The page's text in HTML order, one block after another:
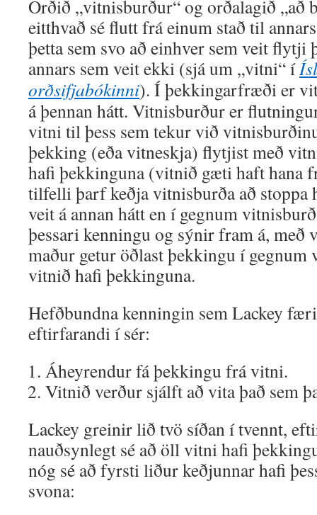
Orðið „vitnisburður“ og orðalagið „að
eitthvað sé flutt frá einum stað til
þetta sem svo að einhver sem veit flytji
annars sem veit ekki (sjá um „vitni“ í
orðsifjabókinni). Í þekkingarfræði er
á þennan hátt. Vitnisburður er
vitni til þess sem tekur við
þekking (eða vitneskja) flytjist með
hafi þekkinguna (vitnið gæti haft hana
tilfelli þarf keðja vitnisburða að stoppa
veit á annan hátt en í gegnum
þessari kenningu og sýnir fram á, með
maður getur öðlast þekkingu í gegnum
vitnið hafi þekkinguna.
Hefðbundna kenningin sem Lackey
eftirfarandi í sér:
Áheyrendur fá þekkingu frá vitni.
Vitnið verður sjálft að vita það sem
Lackey greinir lið tvö síðan í tvennt,
nauðsynlegt sé að öll vitni hafi
nóg sé að fyrsti liður keðjunnar hafi
svona: